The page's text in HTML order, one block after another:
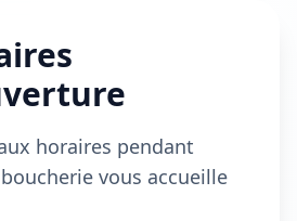
horaires pendant
vous accueille